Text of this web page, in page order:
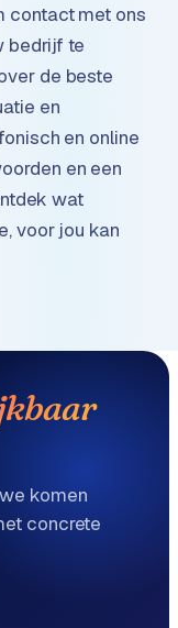
contact met ons
bedrijf te
de beste
en
en online
en een
wat
voor jou kan
komen
concrete